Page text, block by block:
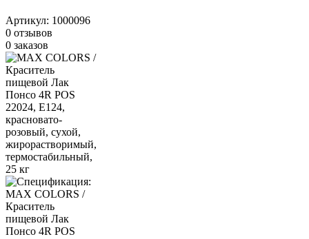
Артикул: 1000096
0 отзывов
0 заказов